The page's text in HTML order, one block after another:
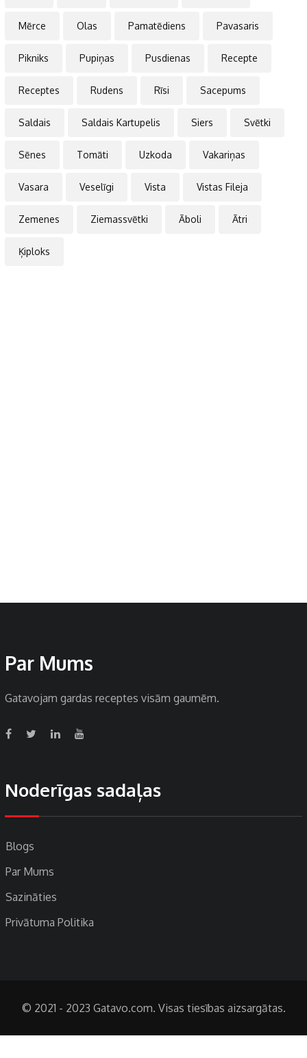
Mērce Olas Pamatēdiens Pavasaris
Pikniks Pupiņas Pusdienas Recepte
Receptes Rudens Rīsi Sacepums
Saldais Saldais Kartupelis Siers Svētki
Sēnes Tomāti Uzkoda Vakariņas
Vasara Veselīgi Vista Vistas Fileja
Zemenes Ziemassvētki Āboli Ātri
Ķiploks
Par Mums
Gatavojam gardas receptes visām gaumēm.
Noderīgas sadaļas
Blogs
Par Mums
Sazināties
Privātuma Politika
© 2021 - 2023 Gatavo.com. Visas tiesības aizsargātas.